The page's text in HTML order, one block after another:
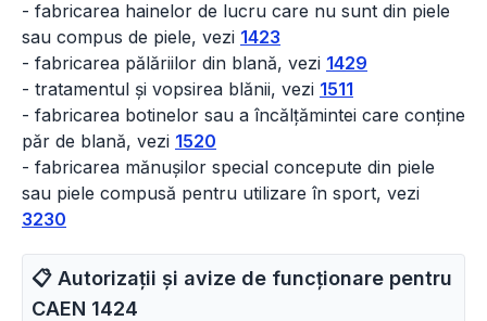
- fabricarea hainelor de lucru care nu sunt din piele
sau compus de piele, vezi 1423
- fabricarea pălăriilor din blană, vezi 1429
- tratamentul și vopsirea blănii, vezi 1511
- fabricarea botinelor sau a încălțămintei care conține
păr de blană, vezi 1520
- fabricarea mănușilor special concepute din piele
sau piele compusă pentru utilizare în sport, vezi
3230
📋 Autorizații și avize de funcționare pentru
CAEN 1424